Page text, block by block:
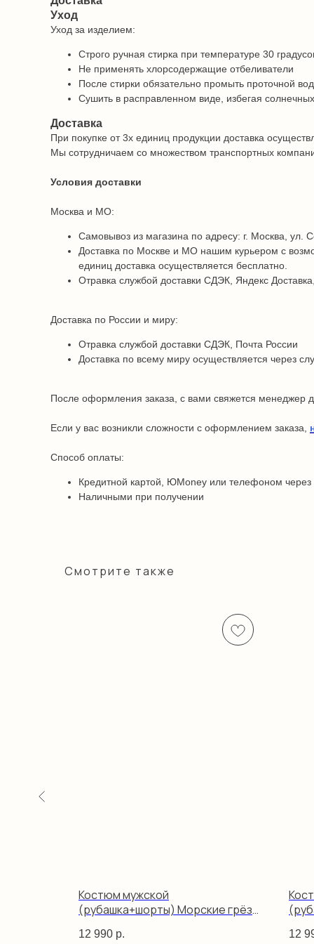
Уход
Уход за изделием:
Строго ручная стирка при температуре 30
Не применять хлорсодержащие отбеливатели
После стирки обязательно промыть проточной
Сушить в расправленном виде, избегая
Доставка
При покупке от 3х единиц продукции доставка
Мы сотрудничаем со множеством транспортных
Условия доставки
Москва и МО:
Самовывоз из магазина по адресу: г. Москва, ул.
Доставка по Москве и МО нашим курьером с
единиц доставка осуществляется бесплатно.
Отравка службой доставки СДЭК, Яндекс
Доставка по России и миру:
Отравка службой доставки СДЭК, Почта России
Доставка по всему миру осуществляется через
После оформления заказа, с вами свяжется менеджер
Если у вас возникли сложности с оформлением заказа,
Способ оплаты:
Кредитной картой, ЮMoney или телефоном
Наличными при получении
Смотрите также
Костюм мужской
(рубашка+шорты) Морские грёзы
12 990 р. 12